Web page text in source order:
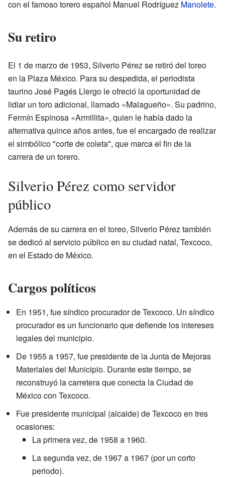
con el famoso torero español Manuel Rodríguez Manolete.
Su retiro
El 1 de marzo de 1953, Silverio Pérez se retiró del toreo
en la Plaza México. Para su despedida, el periodista
taurino José Pagés Llergo le ofreció la oportunidad de
lidiar un toro adicional, llamado «Malagueño». Su padrino,
Fermín Espinosa «Armillita», quien le había dado la
alternativa quince años antes, fue el encargado de realizar
el simbólico "corte de coleta", que marca el fin de la
carrera de un torero.
Silverio Pérez como servidor
público
Además de su carrera en el toreo, Silverio Pérez también
se dedicó al servicio público en su ciudad natal, Texcoco,
en el Estado de México.
Cargos políticos
En 1951, fue síndico procurador de Texcoco. Un síndico
procurador es un funcionario que defiende los intereses
legales del municipio.
De 1955 a 1957, fue presidente de la Junta de Mejoras
Materiales del Municipio. Durante este tiempo, se
reconstruyó la carretera que conecta la Ciudad de
México con Texcoco.
Fue presidente municipal (alcalde) de Texcoco en tres
ocasiones:
La primera vez, de 1958 a 1960.
La segunda vez, de 1967 a 1967 (por un corto
periodo).